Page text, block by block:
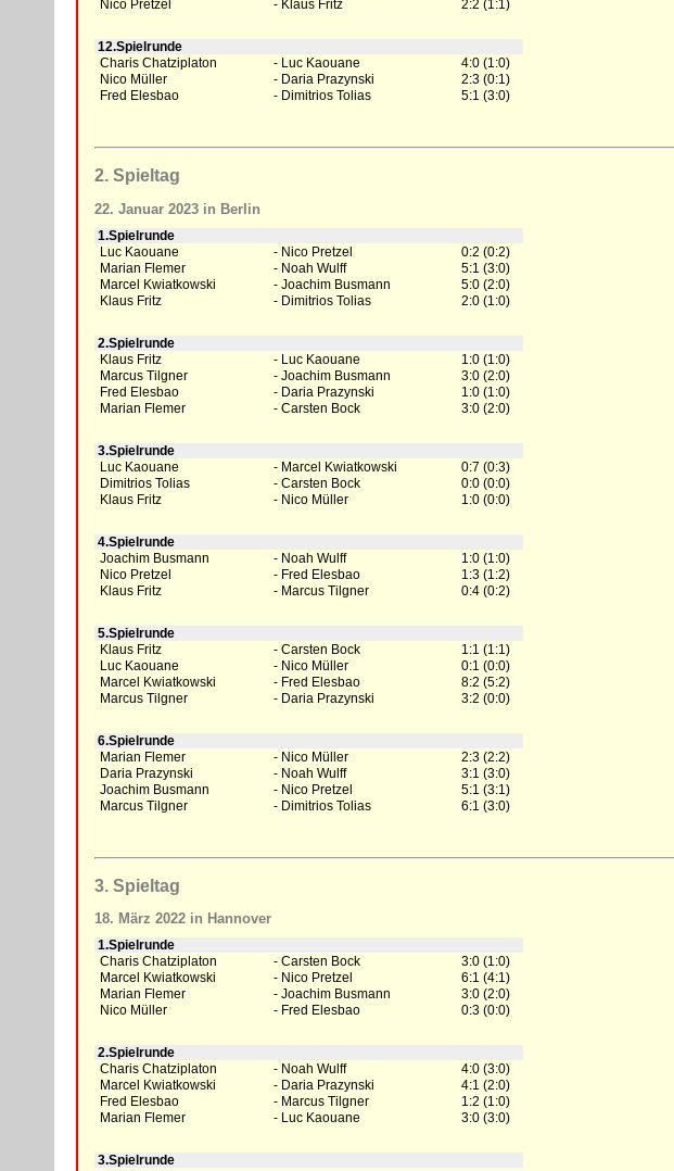
Nico Pretzel
Klaus Fritz 2:2 (1:1)
12.Spielrunde
Charis Chatziplaton
Luc Kaouane
4:0 (1:0)
Nico Müller
Daria Prazynski
2:3 (0:1)
Fred Elesbao
Dimitrios Tolias 5:1 (3:0)
2. Spieltag
22. Januar 2023 in Berlin
1.Spielrunde
Luc Kaouane
Nico Pretzel
0:2 (0:2)
Marian Flemer
Noah Wulff
5:1 (3:0)
Marcel Kwiatkowski
Joachim Busmann
5:0 (2:0)
Klaus Fritz
Dimitrios Tolias 2:0 (1:0)
2.Spielrunde
Klaus Fritz
Luc Kaouane
1:0 (1:0)
Marcus Tilgner
Joachim Busmann
3:0 (2:0)
Fred Elesbao
Daria Prazynski
1:0 (1:0)
Marian Flemer
Carsten Bock 3:0 (2:0)
3.Spielrunde
Luc Kaouane
Marcel Kwiatkowski
0:7 (0:3)
Dimitrios Tolias
Carsten Bock
0:0 (0:0)
Klaus Fritz
Nico Müller 1:0 (0:0)
4.Spielrunde
Joachim Busmann
Noah Wulff
1:0 (1:0)
Nico Pretzel
Fred Elesbao
1:3 (1:2)
Klaus Fritz
Marcus Tilgner 0:4 (0:2)
5.Spielrunde
Klaus Fritz
Carsten Bock
1:1 (1:1)
Luc Kaouane
Nico Müller
0:1 (0:0)
Marcel Kwiatkowski
Fred Elesbao
8:2 (5:2)
Marcus Tilgner
Daria Prazynski 3:2 (0:0)
6.Spielrunde
Marian Flemer
Nico Müller
2:3 (2:2)
Daria Prazynski
Noah Wulff
3:1 (3:0)
Joachim Busmann
Nico Pretzel
5:1 (3:1)
Marcus Tilgner
Dimitrios Tolias 6:1 (3:0)
3. Spieltag
18. März 2022 in Hannover
1.Spielrunde
Charis Chatziplaton
Carsten Bock
3:0 (1:0)
Marcel Kwiatkowski
Nico Pretzel
6:1 (4:1)
Marian Flemer
Joachim Busmann
3:0 (2:0)
Nico Müller
Fred Elesbao 0:3 (0:0)
2.Spielrunde
Charis Chatziplaton
Noah Wulff
4:0 (3:0)
Marcel Kwiatkowski
Daria Prazynski
4:1 (2:0)
Fred Elesbao
Marcus Tilgner
1:2 (1:0)
Marian Flemer
Luc Kaouane 3:0 (3:0)
3.Spielrunde